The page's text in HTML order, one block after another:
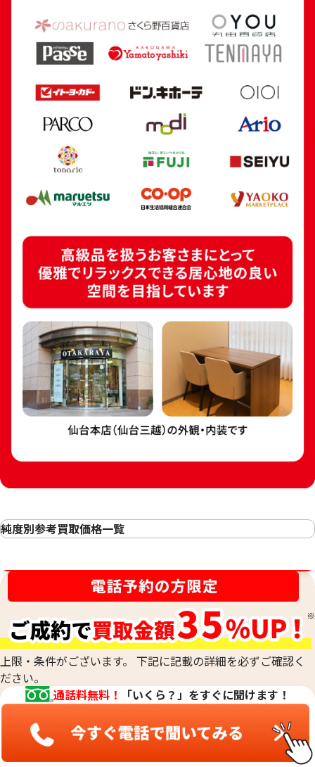
24金 (K24) カレンダー 新星工業 寅
参考買取価格
18金 (K18) 喜平リ
5.0g
参考買取価格
112,300
24金 (K24) カレンダー 新星工業 子
3.5g
104,100円
3g
89,200円
純度別参考買取価格一覧
22金（K22）の買取
21.6金(K21.6)の買取
20金（K20）の買取
18金(K18)の買取
14金（K14）の買取
12金（K12）の買取
10金（K10）の買取
9金（K9）の買取
上限・条件がございます。 下記に記載の詳細を必ずご確認く
ださい。
通話料無料！
「いくら？」をすぐに聞けます！